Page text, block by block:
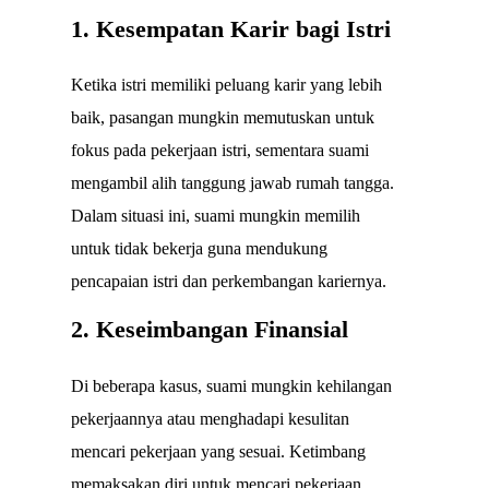
1. Kesempatan Karir bagi Istri
Ketika istri memiliki peluang karir yang lebih
baik, pasangan mungkin memutuskan untuk
fokus pada pekerjaan istri, sementara suami
mengambil alih tanggung jawab rumah tangga.
Dalam situasi ini, suami mungkin memilih
untuk tidak bekerja guna mendukung
pencapaian istri dan perkembangan kariernya.
2. Keseimbangan Finansial
Di beberapa kasus, suami mungkin kehilangan
pekerjaannya atau menghadapi kesulitan
mencari pekerjaan yang sesuai. Ketimbang
memaksakan diri untuk mencari pekerjaan